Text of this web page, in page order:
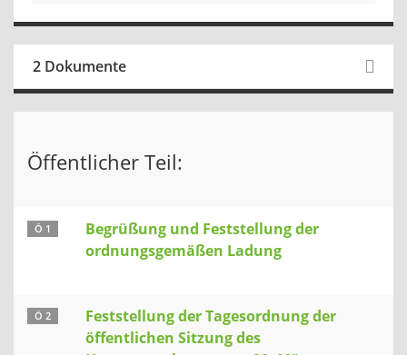
2 Dokumente
Öffentlicher Teil:
Ö 1
Begrüßung und Feststellung der
ordnungsgemäßen Ladung
Ö 2
Feststellung der Tagesordnung der
öffentlichen Sitzung des